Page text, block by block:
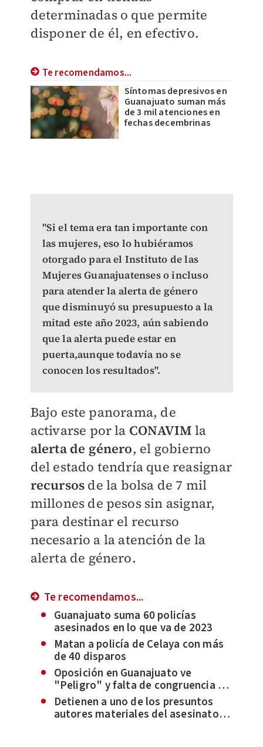
determinadas o que permite
disponer de él, en efectivo.
Te recomendamos...
Síntomas depresivos en
Guanajuato suman más
de 3 mil atenciones en
fechas decembrinas
"Si el tema era tan importante con
las mujeres, eso lo hubiéramos
otorgado para el Instituto de las
Mujeres Guanajuatenses o incluso
para atender la alerta de género
que disminuyó su presupuesto a la
mitad este año 2023, aún sabiendo
que la alerta puede estar en
puerta,aunque todavía no se
conocen los resultados".
Bajo este panorama, de
activarse por la CONAVIM la
alerta de género, el gobierno
del estado tendría que reasignar
recursos de la bolsa de 7 mil
millones de pesos sin asignar,
para destinar el recurso
necesario a la atención de la
alerta de género.
Te recomendamos...
Guanajuato suma 60 policías
asesinados en lo que va de 2023
Matan a policía de Celaya con más
de 40 disparos
Oposición en Guanajuato ve
"Peligro" y falta de congruencia en
aumentar programas sociales en
año electoral
Detienen a uno de los presuntos
autores materiales del asesinato